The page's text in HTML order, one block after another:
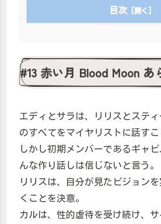
目次
#13 赤い月 Blood Moon あ
エディとサラは、リリスとステ
のすべてをマイヤリストに話すこ
しかし初期メンバーであるギャ
んな作り話しは信じないと言う。
リリスは、自分が見たビジョン
くことを決意。
カルは、性的虐待を受け続け、